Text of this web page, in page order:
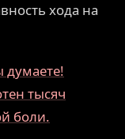
хода на
тысяч
боли.